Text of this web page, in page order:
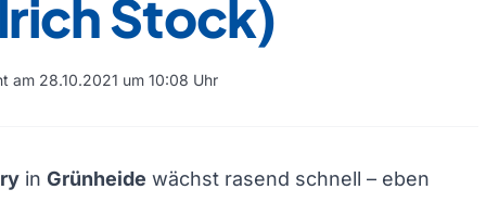
Stock)
am 28.10.2021 um 10:08 Uhr
in Grünheide wächst rasend schnell – eben